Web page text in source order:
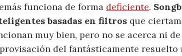
funciona de forma deficiente.
basadas en filtros que
muy bien, pero no se acerca ni
del fantásticamente resuelto